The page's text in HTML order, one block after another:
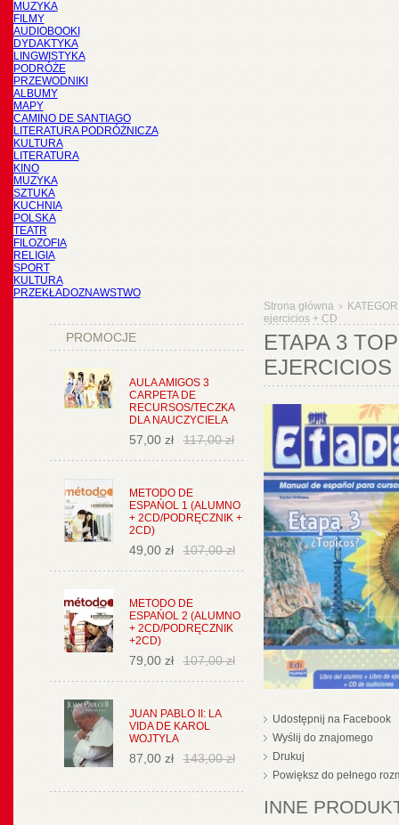
MUZYKA
FILMY
AUDIOBOOKI
DYDAKTYKA
LINGWISTYKA
PODRÓŻE
PRZEWODNIKI
ALBUMY
MAPY
CAMINO DE SANTIAGO
LITERATURA PODRÓŻNICZA
KULTURA
LITERATURA
KINO
MUZYKA
SZTUKA
KUCHNIA
POLSKA
TEATR
FILOZOFIA
RELIGIA
SPORT
KULTURA
PRZEKŁADOZNAWSTWO
PROMOCJE
AULA AMIGOS 3
CARPETA DE
RECURSOS/TECZKA
DLA NAUCZYCIELA
57,00 zł 117,00 zł
METODO DE
ESPAŃOL 1 (ALUMNO
+ 2CD/PODRĘCZNIK +
2CD)
49,00 zł 107,00 zł
METODO DE
ESPAŃOL 2 (ALUMNO
+ 2CD/PODRĘCZNIK
+2CD)
79,00 zł 107,00 zł
JUAN PABLO II: LA
VIDA DE KAROL
WOJTYLA
87,00 zł 143,00 zł
Strona główna >
ejercicios + CD
ETAPA 3
EJERCICIOS
Udostępnij na Facebook
Wyślij do znajomego
Drukuj
Powiększ do pełnego
INNE